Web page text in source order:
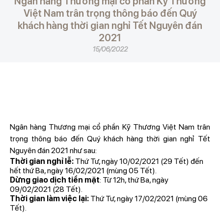
Việt Nam trân trọng thông báo đến Quý
khách hàng thời gian nghỉ Tết Nguyên đán
2021
15/06/2022
Ngân hàng Thương mại cổ phần Kỹ Thương Việt Nam trân
trọng thông báo đến Quý khách hàng thời gian nghỉ Tết
Nguyên đán 2021 như sau:
Thời gian nghỉ lễ:Thứ Tư, ngày 10/02/2021 (29 Tết) đến
hết thứ Ba, ngày 16/02/2021 (mùng 05 Tết).
Dừng giao dịch tiền mặt: Từ 12h, thứ Ba, ngày
09/02/2021 (28 Tết).
Thời gian làm việc lại:Thứ Tư, ngày 17/02/2021 (mùng 06
Tết).